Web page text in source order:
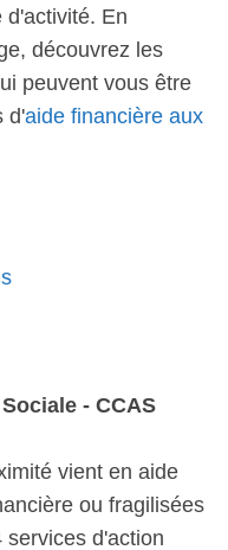
d'activité. En
découvrez les
peuvent vous être
d'aide financière aux
- CCAS
vient en aide
ou fragilisées
d'action